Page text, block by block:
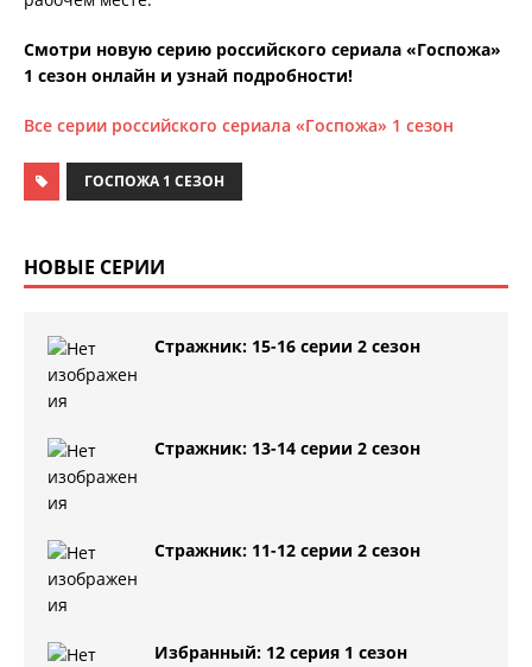
Смотри новую серию российского сериала «Госпожа»
1 сезон онлайн и узнай подробности!
Все серии российского сериала «Госпожа» 1 сезон
ГОСПОЖА 1 СЕЗОН
НОВЫЕ СЕРИИ
Стражник: 15-16 серии 2 сезон
Стражник: 13-14 серии 2 сезон
Стражник: 11-12 серии 2 сезон
Избранный: 12 серия 1 сезон